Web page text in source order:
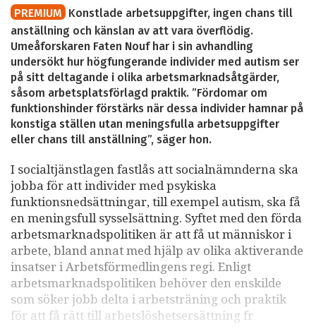
PREMIUM Konstlade arbetsuppgifter, ingen chans till
anställning och känslan av att vara överflödig.
Umeåforskaren Faten Nouf har i sin avhandling
undersökt hur högfungerande individer med autism ser
på sitt deltagande i olika arbetsmarknadsåtgärder,
såsom arbetsplatsförlagd praktik. ”Fördomar om
funktionshinder förstärks när dessa individer hamnar på
konstiga ställen utan meningsfulla arbetsuppgifter
eller chans till anställning”, säger hon.
I socialtjänstlagen fastlås att socialnämnderna ska
jobba för att individer med psykiska
funktionsnedsättningar, till exempel autism, ska få
en meningsfull sysselsättning. Syftet med den förda
arbetsmarknadspolitiken är att få ut människor i
arbete, bland annat med hjälp av olika aktiverande
insatser i Arbetsförmedlingens regi. Enligt
arbetsmarknadspolitiken behöver den enskilde
som söker jobb delta i arbetsträning och praktik
för att få rätt till arbetslöshetsersättning fr